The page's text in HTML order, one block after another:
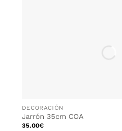
DECORACIÓN
Jarrón 35cm COA
35.00€